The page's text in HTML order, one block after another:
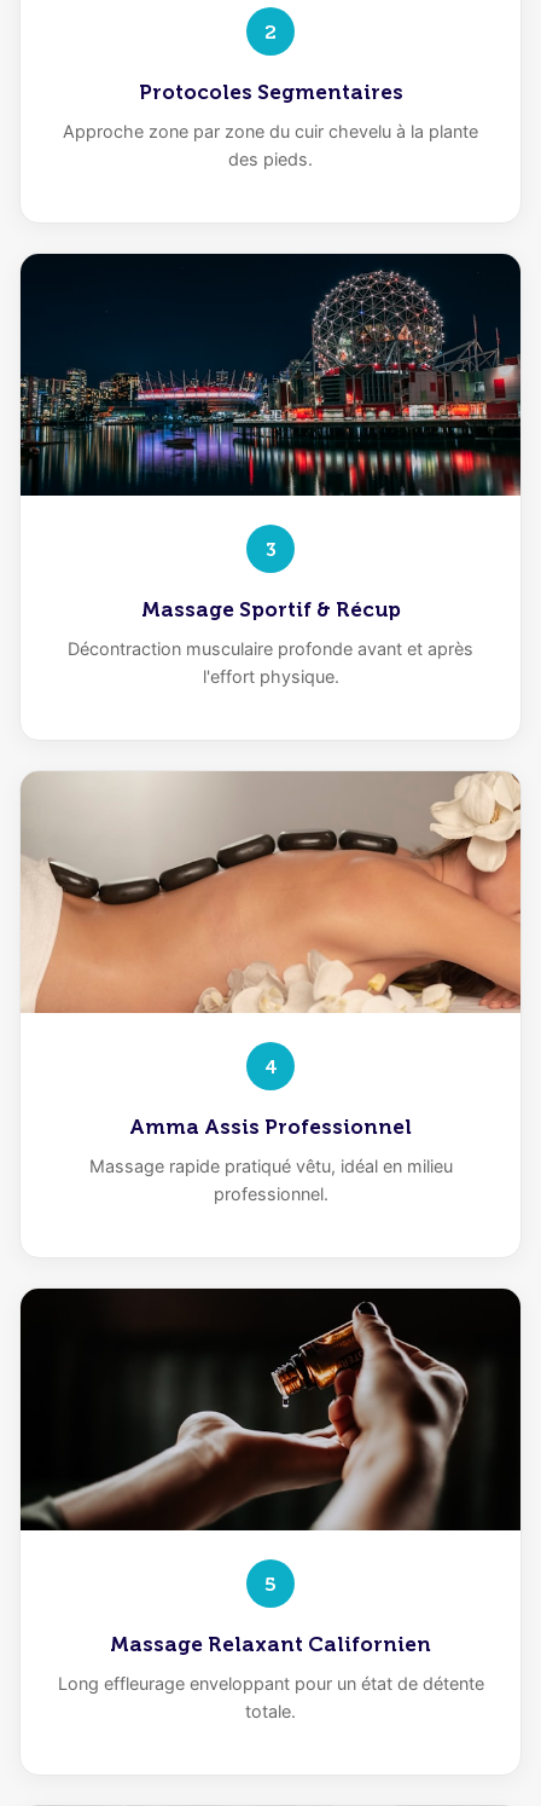
2
Protocoles Segmentaires
Approche zone par zone du cuir chevelu à la plante
des pieds.
3
Massage Sportif & Récup
Décontraction musculaire profonde avant et après
l'effort physique.
4
Amma Assis Professionnel
Massage rapide pratiqué vêtu, idéal en milieu
professionnel.
5
Massage Relaxant Californien
Long effleurage enveloppant pour un état de détente
totale.